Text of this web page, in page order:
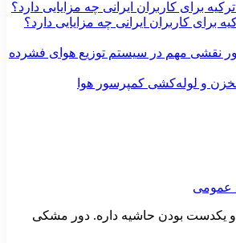
برای کاربران ایرانی چه مزایایی دارد؟
و لوله‌کشی کمپرسور هوا
عمومی
یکدست بودن حاشیه داره. دور مشکی